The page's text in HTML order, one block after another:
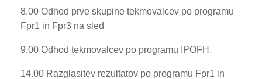
8.00 Odhod prve skupine tekmovalcev po programu
Fpr1 in Fpr3 na sled
9.00 Odhod tekmovalcev po programu IPOFH.
14.00 Razglasitev rezultatov po programu Fpr1 in